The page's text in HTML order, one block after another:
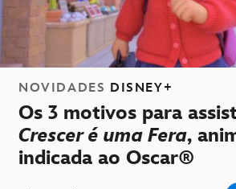
NOVIDADES DISNEY+
Os 3 motivos para
Crescer é uma Fera,
indicada ao Oscar®